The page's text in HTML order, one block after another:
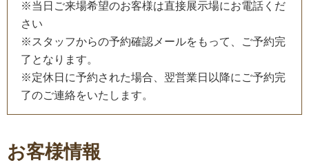
※当日ご来場希望のお客様は直接展示場にお電話くだ
さい
※スタッフからの予約確認メールをもって、ご予約完
了となります。
※定休日に予約された場合、翌営業日以降にご予約完
了のご連絡をいたします。
お客様情報